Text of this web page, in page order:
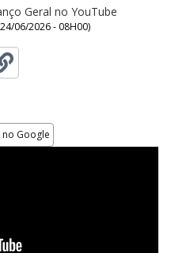
Geral no YouTube
24/06/2026 - 08H00)
Google